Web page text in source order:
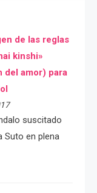
de las reglas
kinshi»
del amor) para
suscitado
Suto en plena